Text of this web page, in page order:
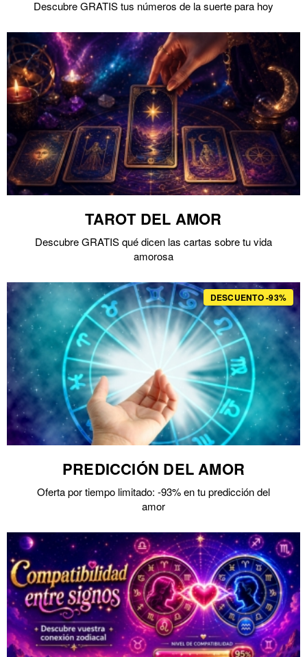
Descubre GRATIS tus números de la suerte para hoy
TAROT DEL AMOR
Descubre GRATIS qué dicen las cartas sobre tu vida
amorosa
DESCUENTO -93%
PREDICCIÓN DEL AMOR
Oferta por tiempo limitado: -93% en tu predicción del
amor